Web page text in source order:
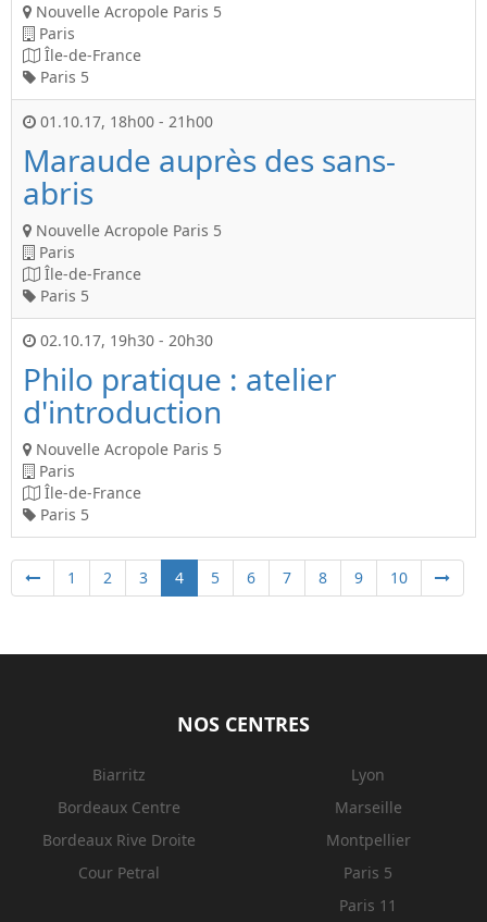
Nouvelle Acropole Paris 5
Paris
Île-de-France
Paris 5
01.10.17, 18h00 - 21h00
Maraude auprès des sans-
abris
Nouvelle Acropole Paris 5
Paris
Île-de-France
Paris 5
02.10.17, 19h30 - 20h30
Philo pratique : atelier
d'introduction
Nouvelle Acropole Paris 5
Paris
Île-de-France
Paris 5
1 2 3 4 5 6 7 8 9 10
NOS CENTRES
Biarritz
Bordeaux Centre
Bordeaux Rive Droite
Cour Petral
Lyon
Marseille
Montpellier
Paris 5
Paris 11